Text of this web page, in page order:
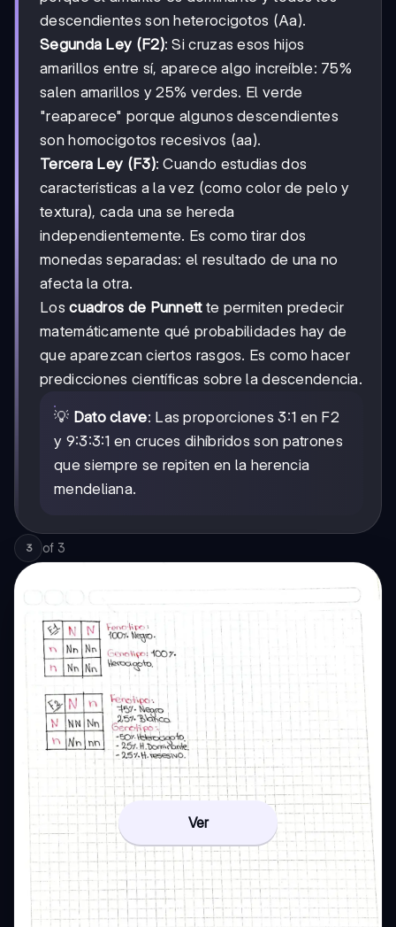
descendientes son heterocigotos (Aa).
Segunda Ley (F2): Si cruzas esos hijos
amarillos entre sí, aparece algo increíble: 75%
salen amarillos y 25% verdes. El verde
"reaparece" porque algunos descendientes
son homocigotos recesivos (aa).
Tercera Ley (F3): Cuando estudias dos
características a la vez (como color de pelo y
textura), cada una se hereda
independientemente. Es como tirar dos
monedas separadas: el resultado de una no
afecta la otra.
Loscuadros de Punnettte permiten predecir
matemáticamente qué probabilidades hay de
que aparezcan ciertos rasgos. Es como hacer
predicciones científicas sobre la descendencia.
💡 Dato clave: Las proporciones 3:1 en F2
y 9:3:3:1 en cruces dihíbridos son patrones
que siempre se repiten en la herencia
mendeliana.
3 of 3
Ver